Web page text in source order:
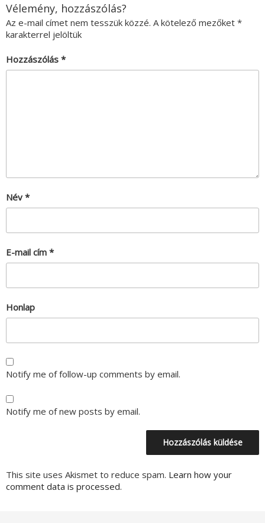
Vélemény, hozzászólás?
Az e-mail címet nem tesszük közzé. A kötelező mezőket *
karakterrel jelöltük
Hozzászólás *
Név *
E-mail cím *
Honlap
Notify me of follow-up comments by email.
Notify me of new posts by email.
This site uses Akismet to reduce spam. Learn how your
comment data is processed.